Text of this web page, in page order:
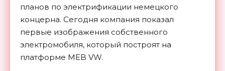
планов по электрификации немецкого
концерна. Сегодня компания показал
первые изображения собственного
электромобиля, который построят на
платформе MEB VW.